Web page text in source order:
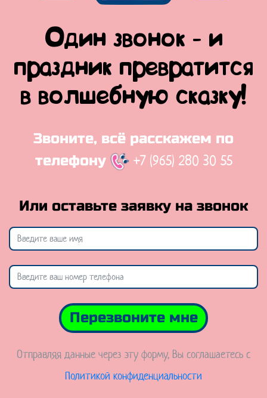
Один звонок - и
праздник превратится
в волшебную сказку!
Звоните, всё расскажем по
телефону
+7 (965) 280 30 55
Или оставьте заявку на звонок
Перезвоните мне
Отправляя данные через эту форму, Вы соглашаетесь с
Политикой конфиденциальности